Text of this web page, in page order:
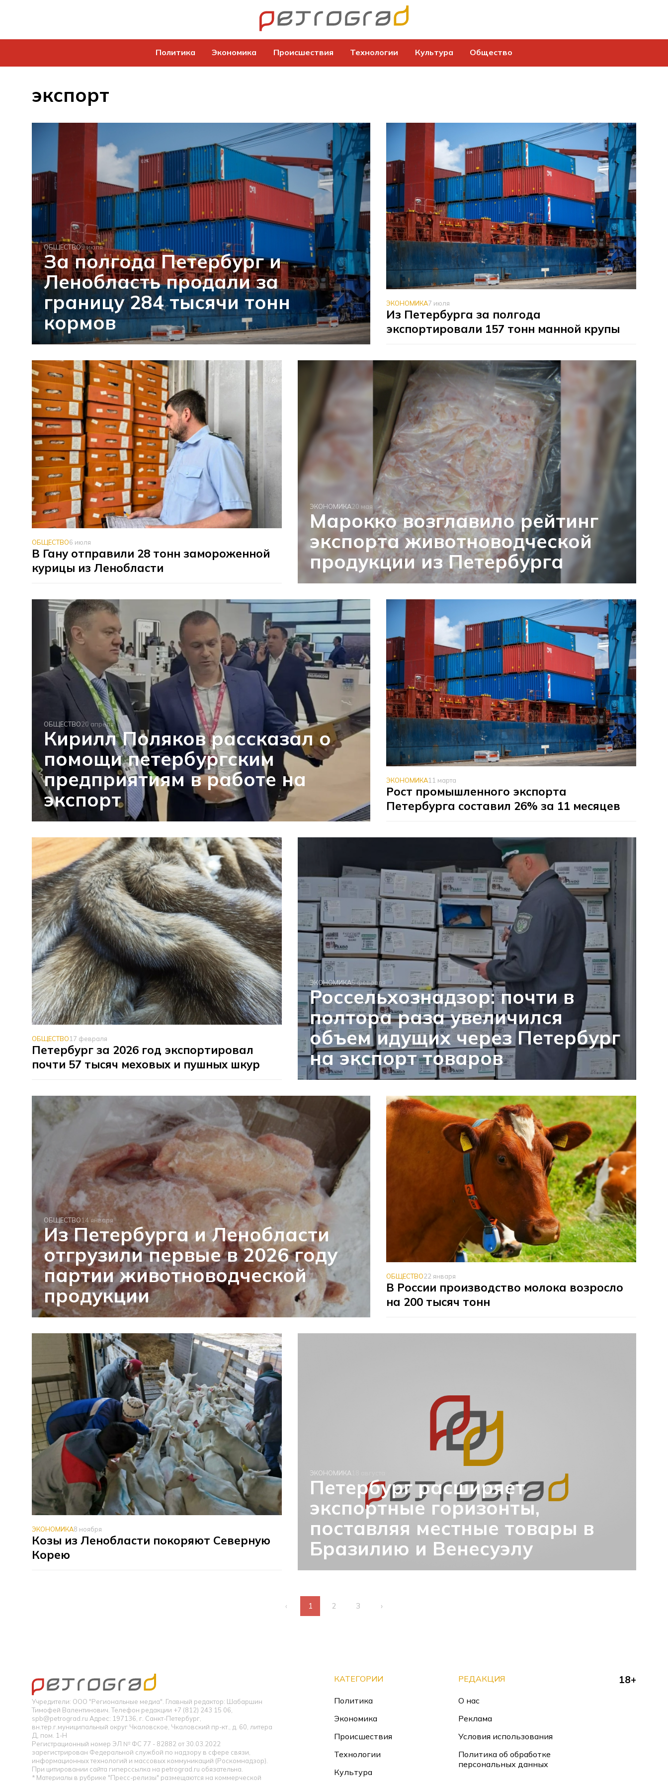
Политика Экономика Происшествия Технологии Культура Общество
экспорт
ОБЩЕСТВО9 июля
За полгода Петербург и
Ленобласть продали за
границу 284 тысячи тонн
кормов
ЭКОНОМИКА7 июля
Из Петербурга за полгода
экспортировали 157 тонн манной крупы
ОБЩЕСТВО6 июля
В Гану отправили 28 тонн замороженной
курицы из Ленобласти
ЭКОНОМИКА20 мая
Марокко возглавило рейтинг
экспорта животноводческой
продукции из Петербурга
ОБЩЕСТВО20 апреля
Кирилл Поляков рассказал о
помощи петербургским
предприятиям в работе на
экспорт
ЭКОНОМИКА11 марта
Рост промышленного экспорта
Петербурга составил 26% за 11 месяцев
ОБЩЕСТВО17 февраля
Петербург за 2026 год экспортировал
почти 57 тысяч меховых и пушных шкур
ЭКОНОМИКА5 февраля
Россельхознадзор: почти в
полтора раза увеличился
объем идущих через Петербург
на экспорт товаров
ОБЩЕСТВО14 января
Из Петербурга и Ленобласти
отгрузили первые в 2026 году
партии животноводческой
продукции
ОБЩЕСТВО22 января
В России производство молока возросло
на 200 тысяч тонн
ЭКОНОМИКА8 ноября
Козы из Ленобласти покоряют Северную
Корею
ЭКОНОМИКА
Петербург расширяет
экспортные горизонты,
поставляя местные товары в
Бразилию и Венесуэлу
‹ 1 2 3 ›
Учредители: ООО "Региональные медиа". Главный редактор: Шабаршин
Тимофей Валентинович. Телефон редакции +7 (812) 243 15 06,
spb@petrograd.ru Адрес: 197136, г. Санкт-Петербург,
вн.тер.г.муниципальный округ Чкаловское, Чкаловский пр-кт., д. 60, литера
Д, пом. 1-Н
Регистрационный номер ЭЛ № ФС 77 - 82882 от 30.03.2022
зарегистрирован Федеральной службой по надзору в сфере связи,
информационных технологий и массовых коммуникаций (Роскомнадзор).
При цитировании сайта гиперссылка на petrograd.ru обязательна.
* Материалы в рубрике "Пресс-релизы" размещаются на коммерческой
КАТЕГОРИИ
Политика
Экономика
Происшествия
Технологии
Культура
РЕДАКЦИЯ
О нас
Реклама
Условия использования
Политика об обработке
персональных данных
18+